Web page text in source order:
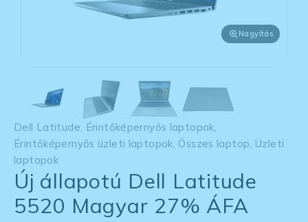
Nagyítás
Dell Latitude, Érintőképernyős laptopok,
Érintőképernyős üzleti laptopok, Összes laptop, Üzleti
laptopok
Új állapotú Dell Latitude
5520 Magyar 27% ÁFA